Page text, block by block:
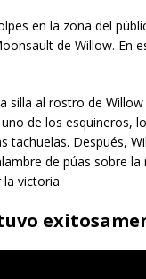
en la zona del
de Willow. En
silla al rostro de
de los esquineros,
tachuelas. Después,
de púas sobre
victoria.